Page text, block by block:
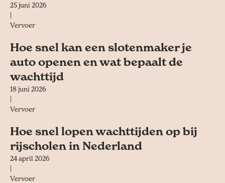
25 juni 2026
Vervoer
Hoe snel kan een slotenmaker je
auto openen en wat bepaalt de
wachttijd
18 juni 2026
Vervoer
Hoe snel lopen wachttijden op bij
rijscholen in Nederland
24 april 2026
Vervoer